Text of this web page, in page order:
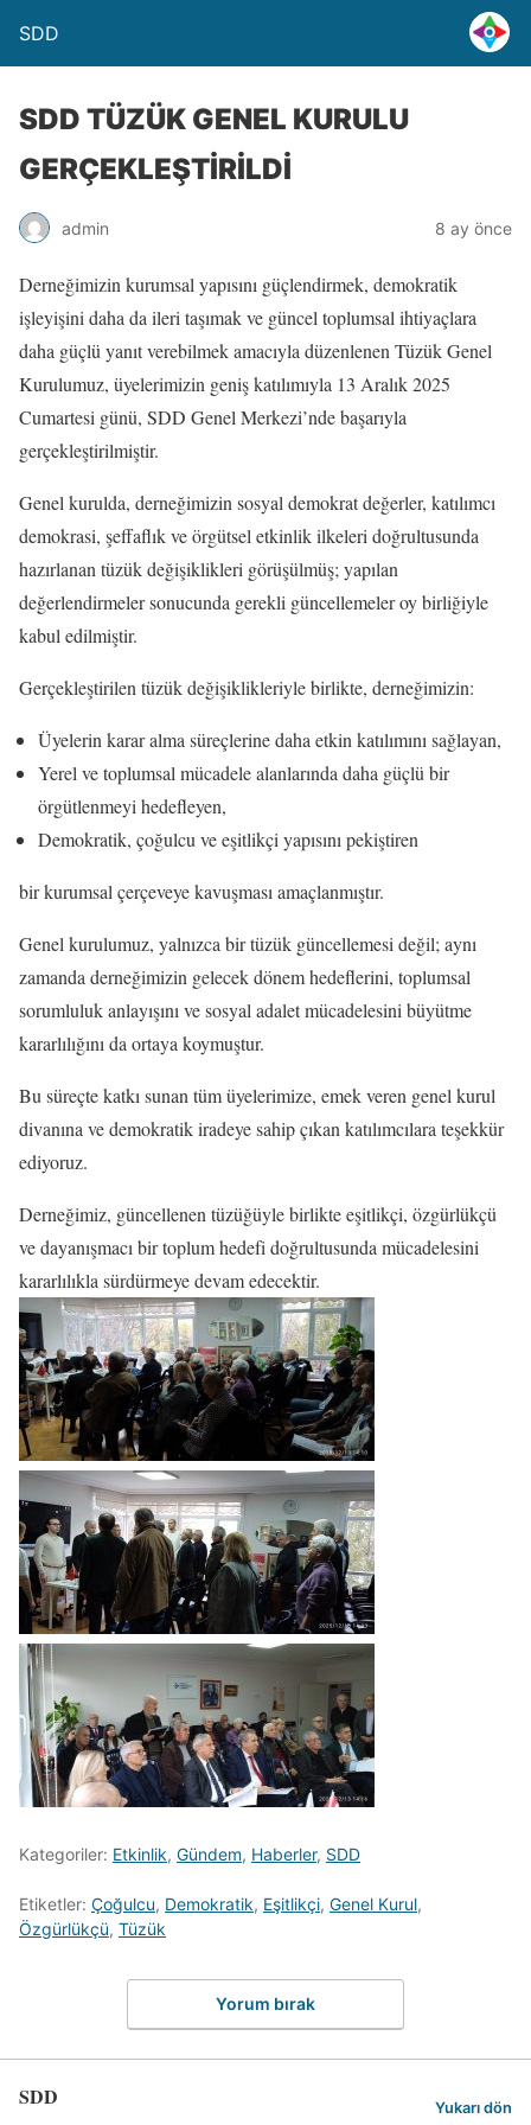
SDD
SDD TÜZÜK GENEL KURULU
GERÇEKLEŞTİRİLDİ
admin 8 ay önce
Derneğimizin kurumsal yapısını güçlendirmek, demokratik
işleyişini daha da ileri taşımak ve güncel toplumsal ihtiyaçlara
daha güçlü yanıt verebilmek amacıyla düzenlenen Tüzük Genel
Kurulumuz, üyelerimizin geniş katılımıyla 13 Aralık 2025
Cumartesi günü, SDD Genel Merkezi’nde başarıyla
gerçekleştirilmiştir.
Genel kurulda, derneğimizin sosyal demokrat değerler, katılımcı
demokrasi, şeffaflık ve örgütsel etkinlik ilkeleri doğrultusunda
hazırlanan tüzük değişiklikleri görüşülmüş; yapılan
değerlendirmeler sonucunda gerekli güncellemeler oy birliğiyle
kabul edilmiştir.
Gerçekleştirilen tüzük değişiklikleriyle birlikte, derneğimizin:
Üyelerin karar alma süreçlerine daha etkin katılımını sağlayan,
Yerel ve toplumsal mücadele alanlarında daha güçlü bir
örgütlenmeyi hedefleyen,
Demokratik, çoğulcu ve eşitlikçi yapısını pekiştiren
bir kurumsal çerçeveye kavuşması amaçlanmıştır.
Genel kurulumuz, yalnızca bir tüzük güncellemesi değil; aynı
zamanda derneğimizin gelecek dönem hedeflerini, toplumsal
sorumluluk anlayışını ve sosyal adalet mücadelesini büyütme
kararlılığını da ortaya koymuştur.
Bu süreçte katkı sunan tüm üyelerimize, emek veren genel kurul
divanına ve demokratik iradeye sahip çıkan katılımcılara teşekkür
ediyoruz.
Derneğimiz, güncellenen tüzüğüyle birlikte eşitlikçi, özgürlükçü
ve dayanışmacı bir toplum hedefi doğrultusunda mücadelesini
kararlılıkla sürdürmeye devam edecektir.
Kategoriler: Etkinlik, Gündem, Haberler, SDD
Etiketler: Çoğulcu, Demokratik, Eşitlikçi, Genel Kurul,
Özgürlükçü, Tüzük
Yorum bırak
SDD Yukarı dön